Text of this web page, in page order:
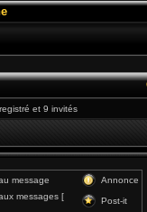
et 9 invités
message
Annonce
messages [
Post-it